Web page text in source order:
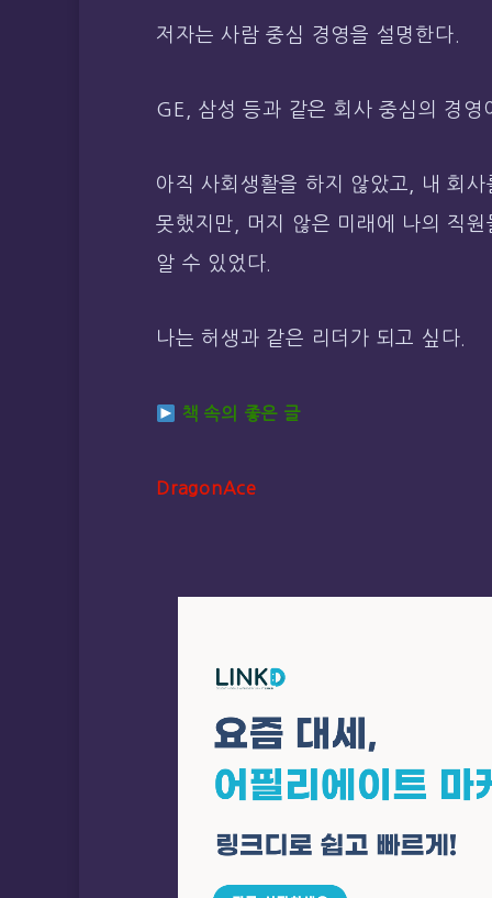
저자는 사람 중심 경영을 설명한다.
GE, 삼성 등과 같은 회사 중심의 경영
아직 사회생활을 하지 않았고, 내 회사
못했지만, 머지 않은 미래에 나의 직
알 수 있었다.
나는 허생과 같은 리더가 되고 싶다.
책 속의 좋은 글
DragonAce